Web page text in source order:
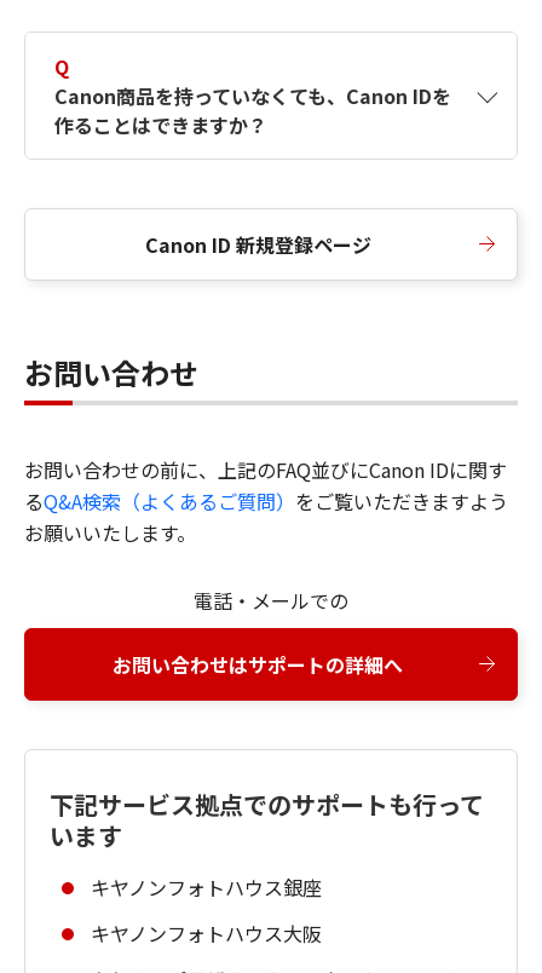
Q
Canon商品を持っていなくても、Canon IDを
作ることはできますか？
Canon ID 新規登録ページ
お問い合わせ
お問い合わせの前に、上記のFAQ並びにCanon IDに関す
るQ&A検索（よくあるご質問） をご覧いただきますよう
お願いいたします。
電話・メールでの
お問い合わせはサポートの詳細へ
下記サービス拠点でのサポートも行って
います
キヤノンフォトハウス銀座
キヤノンフォトハウス大阪